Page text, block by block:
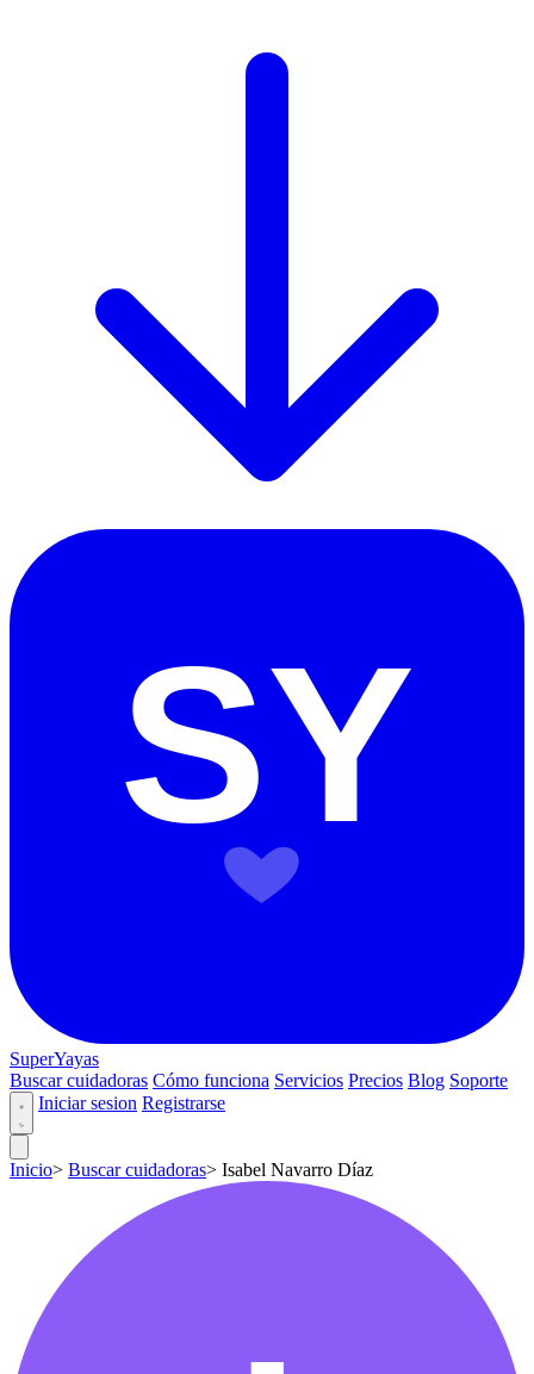
SY
SuperYayas
Buscar cuidadoras Cómo funciona Servicios Precios Blog Soporte
Iniciar sesion Registrarse
Inicio> Buscar cuidadoras> Isabel Navarro Díaz